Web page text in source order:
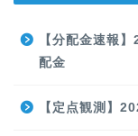
【分配金速報
配金
【定点観測】